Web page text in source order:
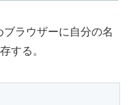
ラウザーに自分の名
する。